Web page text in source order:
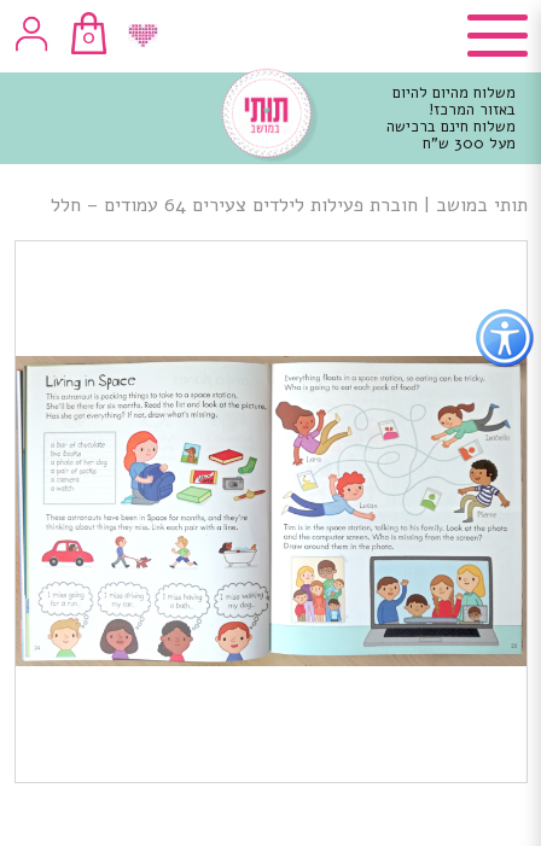
כפתור
לפתיחת
תפריט
נגישות
0
משלוח מהיום להיום
באזור המרכז!
משלוח חינם ברכישה
מעל 300 ש"ח
מרכזי
תותי במושב | חוברת פעילות לילדים צעירים 64 עמודים – חלל